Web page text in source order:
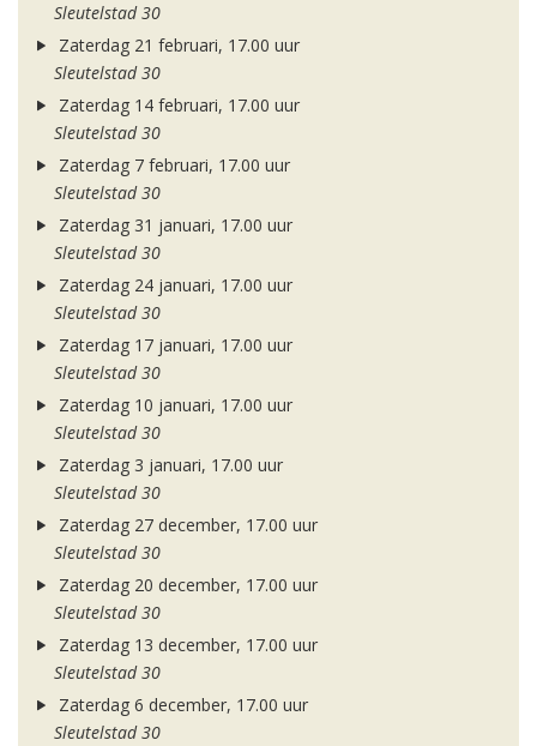
Sleutelstad 30
Zaterdag 21 februari, 17.00 uur
Sleutelstad 30
Zaterdag 14 februari, 17.00 uur
Sleutelstad 30
Zaterdag 7 februari, 17.00 uur
Sleutelstad 30
Zaterdag 31 januari, 17.00 uur
Sleutelstad 30
Zaterdag 24 januari, 17.00 uur
Sleutelstad 30
Zaterdag 17 januari, 17.00 uur
Sleutelstad 30
Zaterdag 10 januari, 17.00 uur
Sleutelstad 30
Zaterdag 3 januari, 17.00 uur
Sleutelstad 30
Zaterdag 27 december, 17.00 uur
Sleutelstad 30
Zaterdag 20 december, 17.00 uur
Sleutelstad 30
Zaterdag 13 december, 17.00 uur
Sleutelstad 30
Zaterdag 6 december, 17.00 uur
Sleutelstad 30